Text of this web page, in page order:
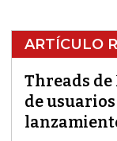
ARTÍCULO
Threads de
de